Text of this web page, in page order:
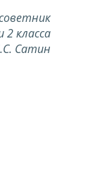
2 класса
Сатин